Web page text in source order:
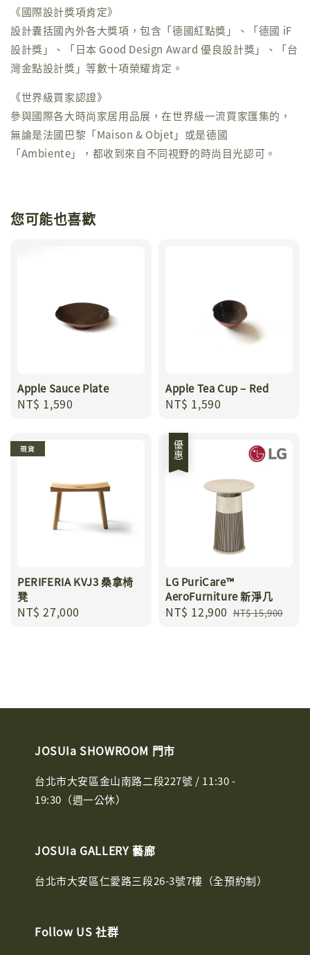
《國際設計獎項肯定》
設計囊括國內外各大獎項，包含「德國紅點獎」、「德國 iF
設計獎」、「日本 Good Design Award 優良設計獎」、「台
灣金點設計獎」等數十項榮耀肯定。
《世界級買家認證》
參與國際各大時尚家居用品展，在世界級一流買家匯集的，
無論是法國巴黎「Maison & Objet」或是德國
「Ambiente」，都收到來自不同視野的時尚目光認可。
您可能也喜歡
Apple Sauce Plate
Regular
NT$ 1,590
Apple Tea Cup – Red
Regular
NT$ 1,590
現貨
PERIFERIA KVJ3 桑拿椅
凳
Regular
NT$ 27,000
優惠
LG PuriCare™
AeroFurniture 新淨几
Sale
NT$ 12,900 Regular
NT$ 15,900
JOSUIa SHOWROOM 門市
台北市大安區金山南路二段227號 / 11:30 -
19:30（週一公休）
JOSUIa GALLERY 藝廊
台北市大安區仁愛路三段26-3號7樓（全預約制）
Follow US 社群